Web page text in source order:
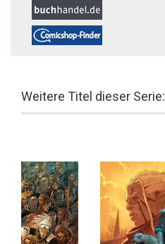
Weitere Titel dieser Serie: